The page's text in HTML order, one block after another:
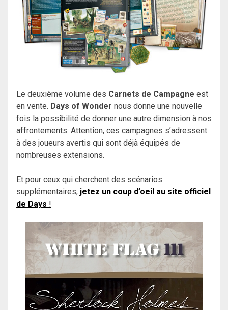
Le deuxième volume des Carnets de Campagne est
en vente. Days of Wonder nous donne une nouvelle
fois la possibilité de donner une autre dimension à nos
affrontements. Attention, ces campagnes s’adressent
à des joueurs avertis qui sont déjà équipés de
nombreuses extensions.
Et pour ceux qui cherchent des scénarios
supplémentaires, jetez un coup d’oeil au site officiel
de Days !